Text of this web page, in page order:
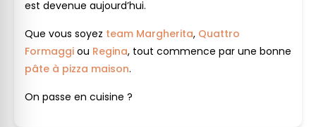
est devenue aujourd’hui.
Que vous soyez team Margherita, Quattro
Formaggi ou Regina, tout commence par une bonne
pâte à pizza maison.
On passe en cuisine ?